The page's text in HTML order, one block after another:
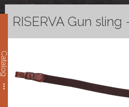
Catalog
RISERVA Gun sling